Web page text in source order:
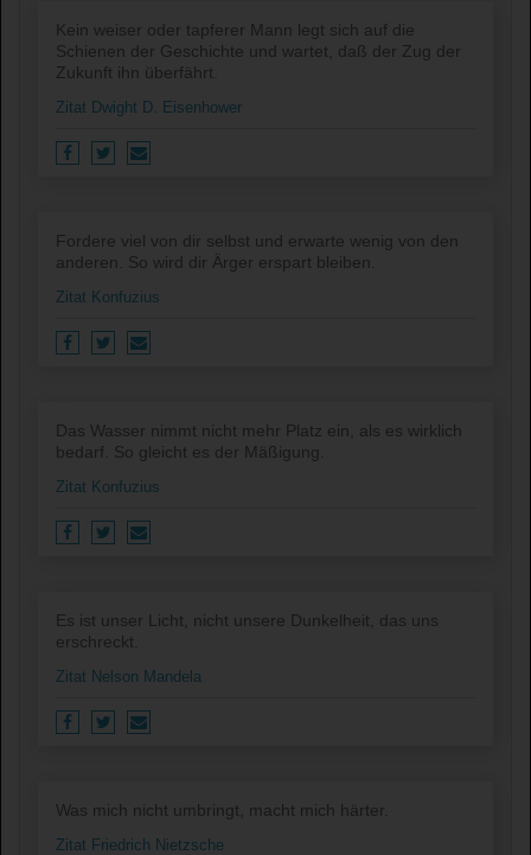
Kein weiser oder tapferer Mann legt sich auf die
Schienen der Geschichte und wartet, daß der Zug der
Zukunft ihn überfährt.
Zitat Dwight D. Eisenhower
Fordere viel von dir selbst und erwarte wenig von den
anderen. So wird dir Ärger erspart bleiben.
Zitat Konfuzius
Das Wasser nimmt nicht mehr Platz ein, als es wirklich
bedarf. So gleicht es der Mäßigung.
Zitat Konfuzius
Es ist unser Licht, nicht unsere Dunkelheit, das uns
erschreckt.
Zitat Nelson Mandela
Was mich nicht umbringt, macht mich härter.
Zitat Friedrich Nietzsche